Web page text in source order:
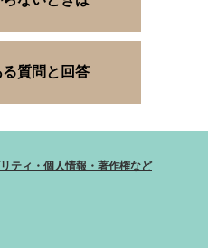
る質問と回答
ティ・個人情報・著作権など